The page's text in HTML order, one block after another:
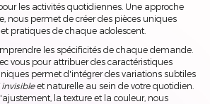
les activités quotidiennes. Une approche
nous permet de créer des pièces uniques
pratiques de chaque adolescent.
les spécificités de chaque demande.
vous pour attribuer des caractéristiques
permet d'intégrer des variations subtiles
et naturelle au sein de votre quotidien.
la texture et la couleur, nous